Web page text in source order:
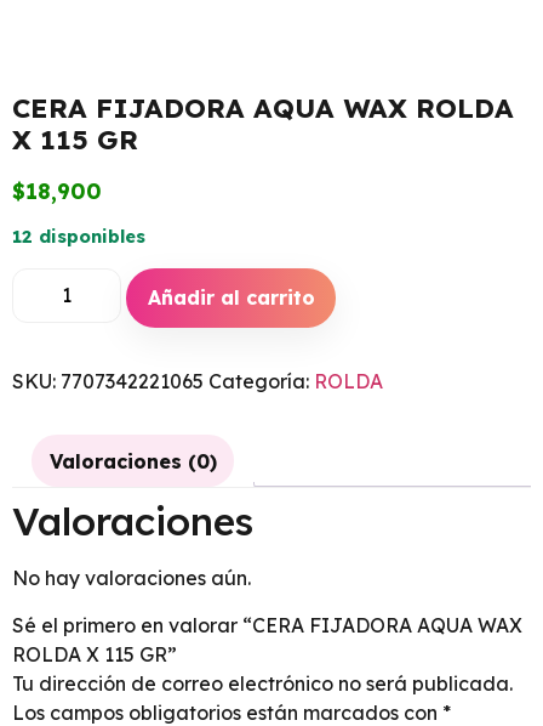
CERA FIJADORA AQUA WAX ROLDA
X 115 GR
$18,900
12 disponibles
Añadir al carrito
SKU: 7707342221065 Categoría: ROLDA
Valoraciones (0)
Valoraciones
No hay valoraciones aún.
Sé el primero en valorar “CERA FIJADORA AQUA WAX
ROLDA X 115 GR”
Tu dirección de correo electrónico no será publicada.
Los campos obligatorios están marcados con *